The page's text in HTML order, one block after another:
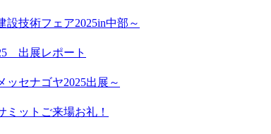
設技術フェア2025in中部～
出展レポート
ッセナゴヤ2025出展～
ミットご来場お礼！